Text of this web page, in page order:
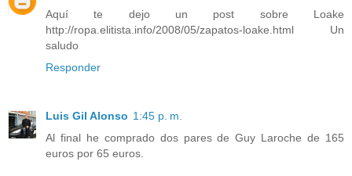
Aquí te dejo un post sobre Loake
http://ropa.elitista.info/2008/05/zapatos-loake.html Un
saludo
Responder
Luis Gil Alonso 1:45 p. m.
Al final he comprado dos pares de Guy Laroche de 165
euros por 65 euros.